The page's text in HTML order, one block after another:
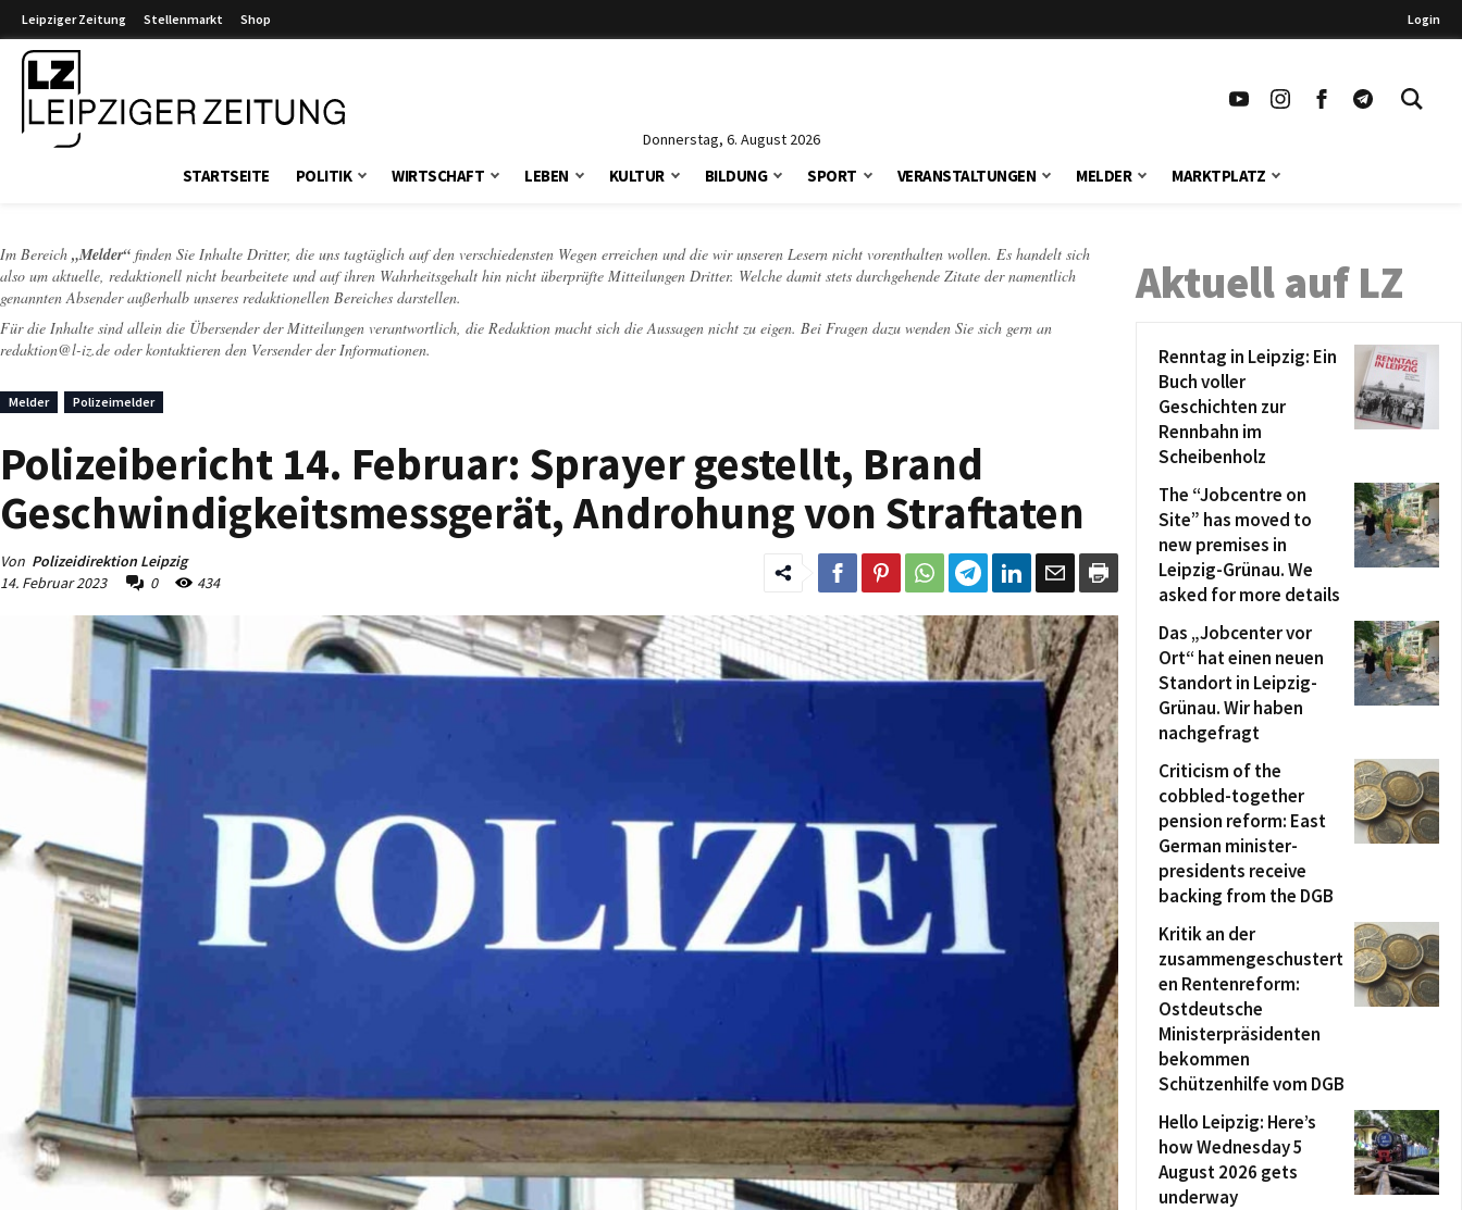
Leipziger Zeitung Stellenmarkt Shop Login
Donnerstag, 6. August 2026
STARTSEITE POLITIK WIRTSCHAFT LEBEN KULTUR BILDUNG SPORT VERANSTALTUNGEN MELDER MARKTPLATZ
Im Bereich „Melder“ finden Sie Inhalte Dritter, die uns tagtäglich auf den verschiedensten Wegen erreichen und die wir unseren Lesern nicht vorenthalten wollen. Es handelt sich
also um aktuelle, redaktionell nicht bearbeitete und auf ihren Wahrheitsgehalt hin nicht überprüfte Mitteilungen Dritter. Welche damit stets durchgehende Zitate der namentlich
genannten Absender außerhalb unseres redaktionellen Bereiches darstellen.
Für die Inhalte sind allein die Übersender der Mitteilungen verantwortlich, die Redaktion macht sich die Aussagen nicht zu eigen. Bei Fragen dazu wenden Sie sich gern an
redaktion@l-iz.de oder kontaktieren den Versender der Informationen.
Melder Polizeimelder
Polizeibericht 14. Februar: Sprayer gestellt, Brand
Geschwindigkeitsmessgerät, Androhung von Straftaten
Von Polizeidirektion Leipzig
14. Februar 2023
0 434
Aktuell auf LZ
Renntag in Leipzig: Ein
Buch voller
Geschichten zur
Rennbahn im
Scheibenholz
The “Jobcentre on
Site” has moved to
new premises in
Leipzig-Grünau. We
asked for more details
Das „Jobcenter vor
Ort“ hat einen neuen
Standort in Leipzig-
Grünau. Wir haben
nachgefragt
Criticism of the
cobbled-together
pension reform: East
German minister-
presidents receive
backing from the DGB
Kritik an der
zusammengeschustert
en Rentenreform:
Ostdeutsche
Ministerpräsidenten
bekommen
Schützenhilfe vom DGB
Hello Leipzig: Here’s
how Wednesday 5
August 2026 gets
underway